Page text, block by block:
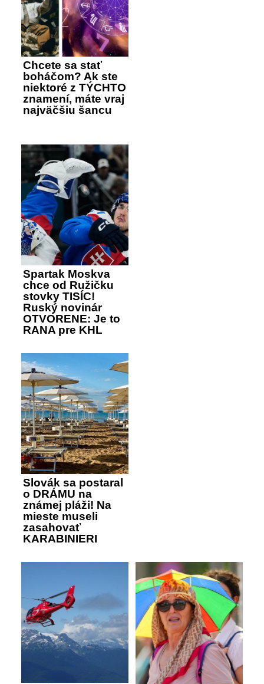
Chcete sa stať
boháčom? Ak ste
niektoré z TÝCHTO
znamení, máte vraj
najväčšiu šancu
Spartak Moskva
chce od Ružičku
stovky TISÍC!
Ruský novinár
OTVORENE: Je to
RANA pre KHL
Slovák sa postaral
o DRÁMU na
známej pláži! Na
mieste museli
zasahovať
KARABINIERI